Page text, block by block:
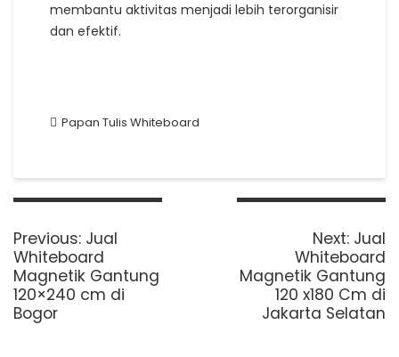
membantu aktivitas menjadi lebih terorganisir
dan efektif.
Papan Tulis Whiteboard
Post
Previous: Previous
post:
Jual
Whiteboard
Magnetik Gantung
120×240 cm di
Bogor
Next: Next
post:
Jual
Whiteboard
Magnetik Gantung
120 x180 Cm di
Jakarta Selatan